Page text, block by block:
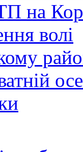
на
волі